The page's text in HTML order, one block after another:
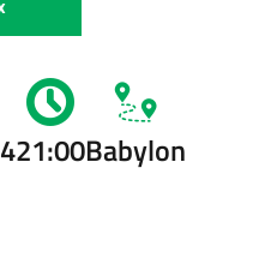
21:00Babylon